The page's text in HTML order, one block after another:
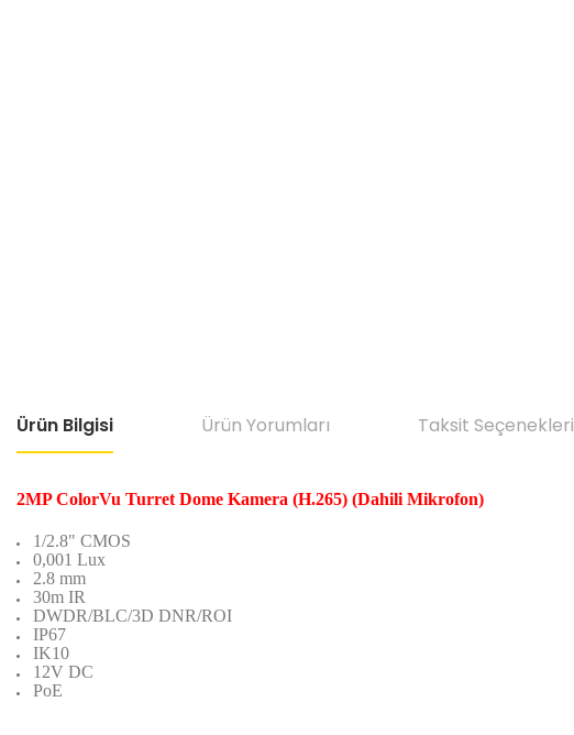
Ürün Bilgisi Ürün Yorumları Taksit Seçenekleri
2MP ColorVu Turret Dome Kamera (H.265) (Dahili Mikrofon)
1/2.8" CMOS
0,001 Lux
2.8 mm
30m IR
DWDR/BLC/3D DNR/ROI
IP67
IK10
12V DC
PoE